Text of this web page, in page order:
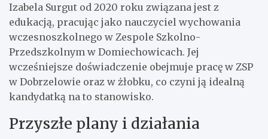
Izabela Surgut od 2020 roku związana jest z
edukacją, pracując jako nauczyciel wychowania
wczesnoszkolnego w Zespole Szkolno-
Przedszkolnym w Domiechowicach. Jej
wcześniejsze doświadczenie obejmuje pracę w ZSP
w Dobrzelowie oraz w żłobku, co czyni ją idealną
kandydatką na to stanowisko.
Przyszłe plany i działania